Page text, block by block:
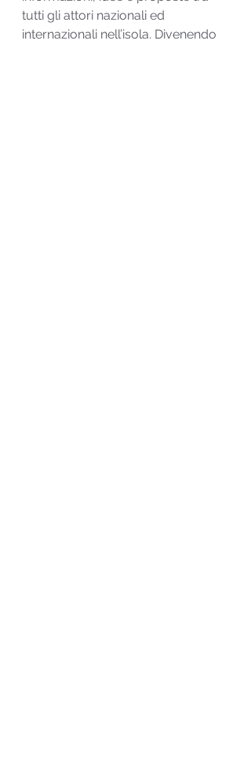
tutti gli attori nazionali ed
internazionali nell’isola. Divenendo